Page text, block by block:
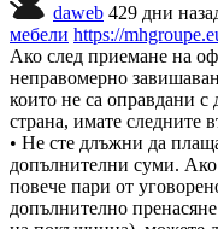
daweb 429 дни
мебели https://
Ако след приемане на
неправомерно
които не са оправдани
страна, имате следните
• Не сте длъжни да
допълнителни суми. Ако
повече пари от
допълнителнo